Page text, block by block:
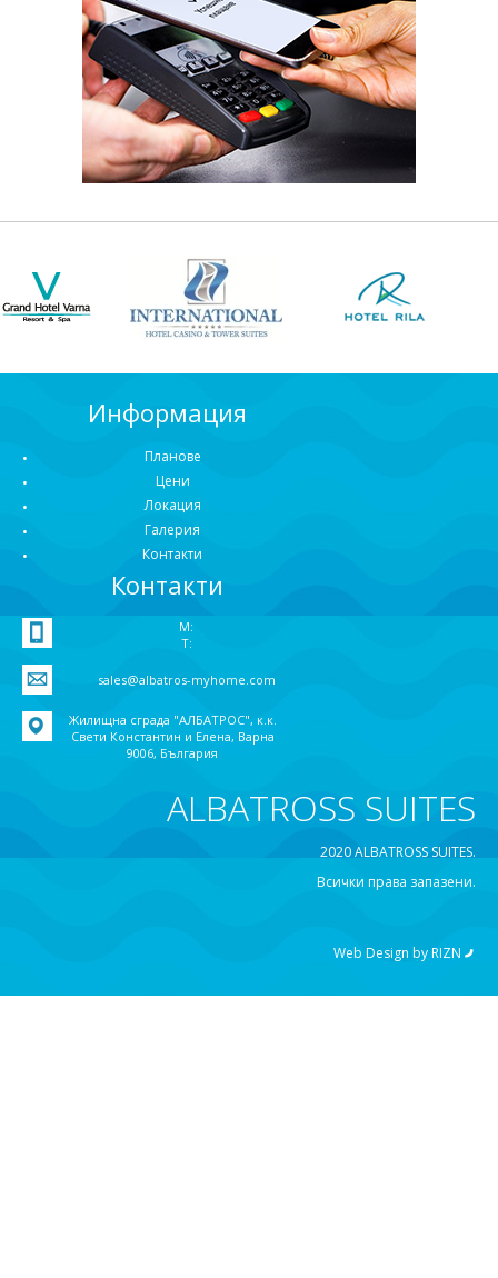
Информация
Планове
Цени
Локация
Галерия
Контакти
Контакти
M:
T:
sales@albatros-myhome.com
Жилищна сграда "АЛБАТРОС", к.к.
Свети Константин и Елена, Варна
9006, България
ALBATROSS SUITES
2020 ALBATROSS SUITES.
Всички права запазени.
Web Design by RIZN